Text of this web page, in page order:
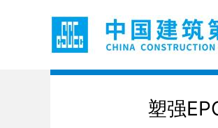
塑强